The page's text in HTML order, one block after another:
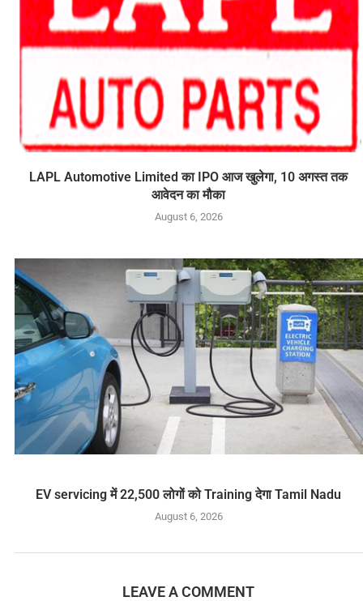
LAPL Automotive Limited का IPO आज खुलेगा, 10 अगस्त तक
आवेदन का मौका
August 6, 2026
EV servicing में 22,500 लोगों को Training देगा Tamil Nadu
August 6, 2026
LEAVE A COMMENT